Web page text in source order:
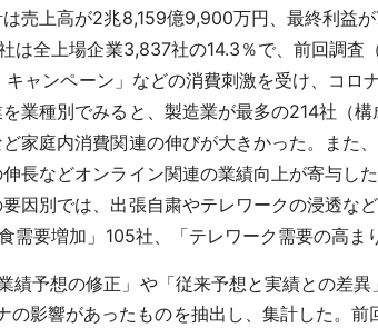
売上高が2兆8,159億9,900万円、最終利益が
は全上場企業3,837社の14.3％で、前回調
ャンペーン」などの消費刺激を受け、コロ
業種別でみると、製造業が最多の214社（
家庭内消費関連の伸びが大きかった。また
長などオンライン関連の業績向上が寄与し
因別では、出張自粛やテレワークの浸透な
需要増加」105社、「テレワーク需要の高
績予想の修正」や「従来予想と実績との差
の影響があったものを抽出し、集計した。前